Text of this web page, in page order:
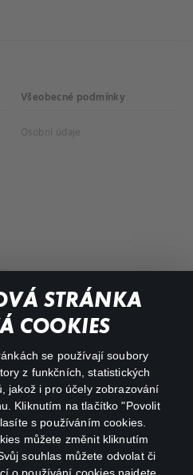
STRÁNKA
COOKIES
se používají soubory
z funkčních, statistických
jakož i pro účely zobrazování
Kliknutím na tlačítko "Povolit
s používáním cookies.
můžete změnit kliknutím
souhlas můžete odvolat či
Všeobecné podmínky
Osobní údaje